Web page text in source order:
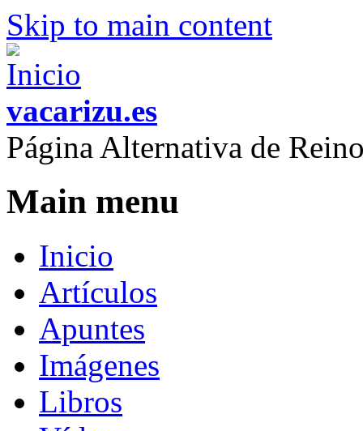
Skip to main content
vacarizu.es
Página Alternativa de
Main menu
Inicio
Artículos
Apuntes
Imágenes
Libros